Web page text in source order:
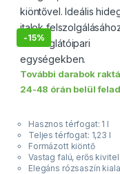
-15%
További darabok
24-48 órán belül
Hasznos térfogat: 1 l
Teljes térfogat: 1,23 l
Formázott kiöntő
Vastag falú, erős kivitel
Elegáns rózsaszín